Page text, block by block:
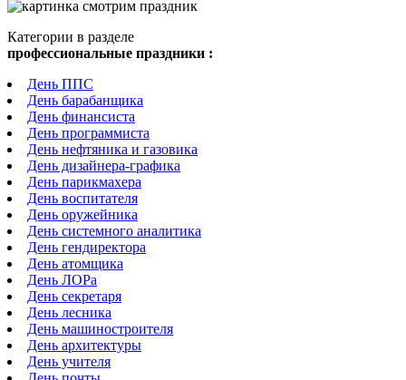
Категории в разделе
профессиональные праздники :
День ППС
День барабанщика
День финансиста
День программиста
День нефтяника и газовика
День дизайнера-графика
День парикмахера
День воспитателя
День оружейника
День системного аналитика
День гендиректора
День атомщика
День ЛОРа
День секретаря
День лесника
День машиностроителя
День архитектуры
День учителя